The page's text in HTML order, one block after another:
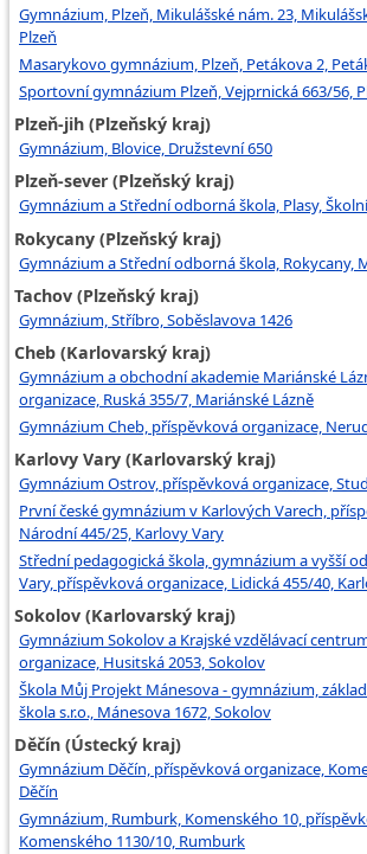
Gymnázium, Plzeň, Mikulášské nám. 23,
Plzeň
Masarykovo gymnázium, Plzeň, Petákova 2,
Sportovní gymnázium Plzeň, Vejprnická 663/56,
Plzeň-jih (Plzeňský kraj)
Gymnázium, Blovice, Družstevní 650
Plzeň-sever (Plzeňský kraj)
Gymnázium a Střední odborná škola, Plasy,
Rokycany (Plzeňský kraj)
Gymnázium a Střední odborná škola, Rokycany,
Tachov (Plzeňský kraj)
Gymnázium, Stříbro, Soběslavova 1426
Cheb (Karlovarský kraj)
Gymnázium a obchodní akademie Mariánské
organizace, Ruská 355/7, Mariánské Lázně
Gymnázium Cheb, příspěvková organizace,
Karlovy Vary (Karlovarský kraj)
Gymnázium Ostrov, příspěvková organizace,
První české gymnázium v Karlových Varech,
Národní 445/25, Karlovy Vary
Střední pedagogická škola, gymnázium a vyšší
Vary, příspěvková organizace, Lidická 455/40,
Sokolov (Karlovarský kraj)
Gymnázium Sokolov a Krajské vzdělávací
organizace, Husitská 2053, Sokolov
Škola Můj Projekt Mánesova - gymnázium,
škola s.r.o., Mánesova 1672, Sokolov
Děčín (Ústecký kraj)
Gymnázium Děčín, příspěvková organizace,
Děčín
Gymnázium, Rumburk, Komenského 10,
Komenského 1130/10, Rumburk